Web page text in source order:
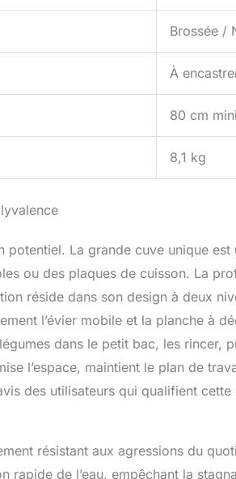
Brossée /
À
80 cm
8,1 kg
potentiel. La grande cuve unique
ou des plaques de cuisson. La
réside dans son design à deux
l’évier mobile et la planche à
dans le petit bac, les rincer,
l’espace, maintient le plan de
des utilisateurs qui qualifient
résistant aux agressions du
rapide de l’eau, empêchant la